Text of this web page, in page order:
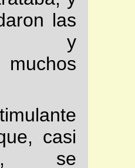
las
y
casi
se